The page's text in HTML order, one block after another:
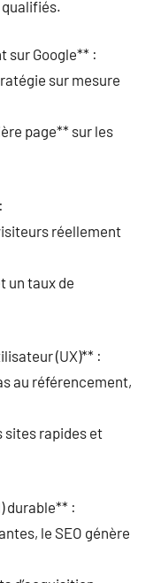
sur Google** :
sur mesure
page** sur les
réellement
un taux de
(UX)** :
au référencement,
sites rapides et
durable** :
le SEO génère